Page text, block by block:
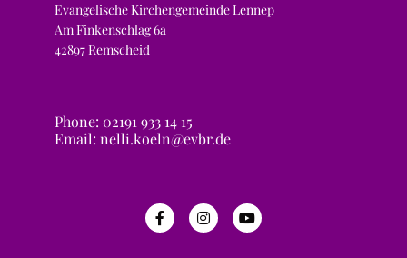
Evangelische Kirchengemeinde Lennep
Am Finkenschlag 6a
42897 Remscheid
Phone: 02191 933 14 15
Email: nelli.koeln@evbr.de